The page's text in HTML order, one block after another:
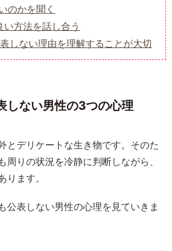
のかを聞く
方法を話し合う
しない理由を理解することが大切
しない男性の3つの心理
とデリケートな生き物です。そのた
周りの状況を冷静に判断しながら、
ります。
公表しない男性の心理を見ていきま